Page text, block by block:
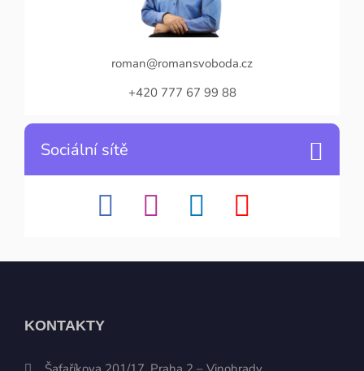
roman@romansvoboda.cz
+420 777 67 99 88
Sociální sítě
KONTAKTY